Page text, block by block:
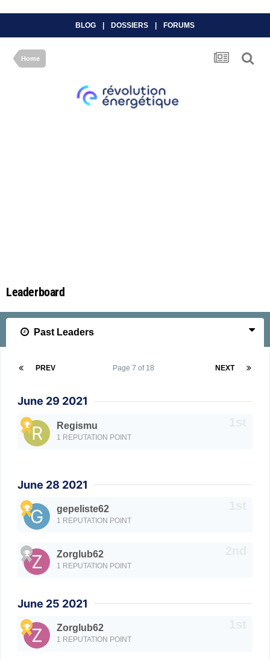
BLOG DOSSIERS FORUMS
Home
Leaderboard
Past Leaders
PREV NEXT
Page 7 of 18
June 29 2021
Regismu
1 REPUTATION POINT
June 28 2021
gepeliste62
1 REPUTATION POINT
Zorglub62
1 REPUTATION POINT
June 25 2021
Zorglub62
1 REPUTATION POINT